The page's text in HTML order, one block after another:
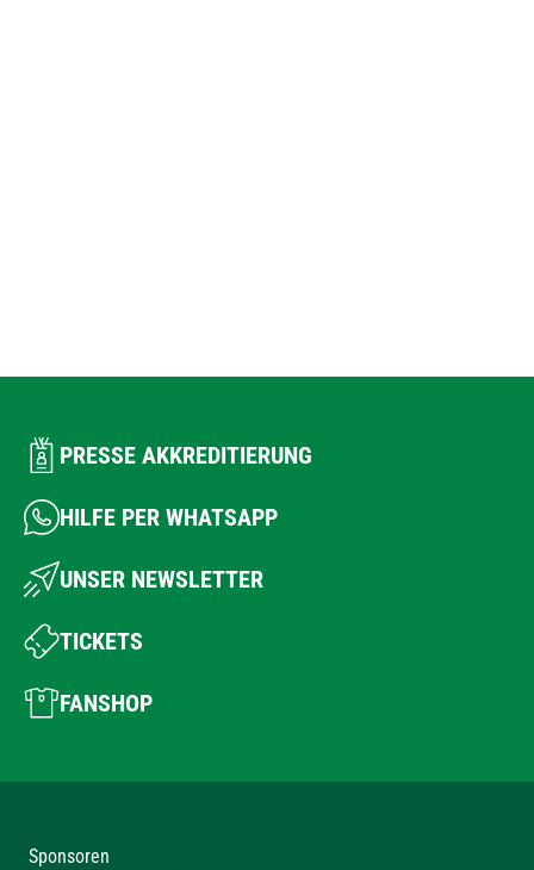
PRESSE AKKREDITIERUNG
HILFE PER WHATSAPP
UNSER NEWSLETTER
TICKETS
FANSHOP
Sponsoren